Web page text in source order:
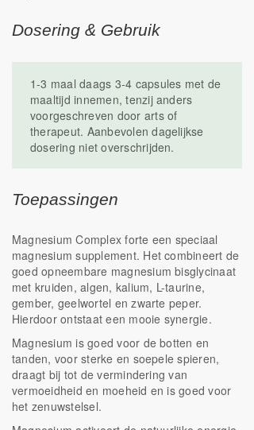
Dosering & Gebruik
1-3 maal daags 3-4 capsules met de
maaltijd innemen, tenzij anders
voorgeschreven door arts of
therapeut. Aanbevolen dagelijkse
dosering niet overschrijden.
Toepassingen
Magnesium Complex forte een speciaal
magnesium supplement. Het combineert de
goed opneembare magnesium bisglycinaat
met kruiden, algen, kalium, L-taurine,
gember, geelwortel en zwarte peper.
Hierdoor ontstaat een mooie synergie.
Magnesium is goed voor de botten en
tanden, voor sterke en soepele spieren,
draagt bij tot de vermindering van
vermoeidheid en moeheid en is goed voor
het zenuwstelsel.